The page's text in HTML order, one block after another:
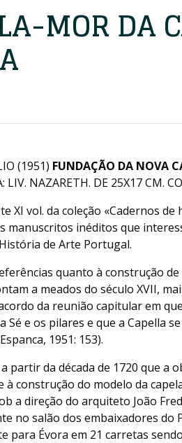
MOR DA
(1951) FUNDAÇÃO DA NOVA
LIV. NAZARETH. DE 25X17 CM.
XI vol. da coleção «Cadernos
manuscritos inéditos que
de Arte Portugal.
quanto à construção
a meados do século XVII,
da reunião capitular em
Sé e os pilares e que a Capella
1951: 153).
partir da década de 1720 que a
à construção do modelo da
a direção do arquiteto João
no salão dos embaixadores do
para Évora em 21 carretas